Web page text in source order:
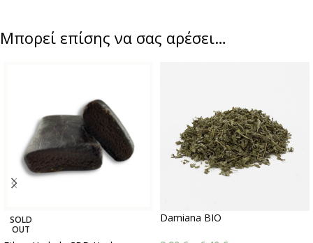
Μπορεί επίσης να σας αρέσει…
SOLD
OUT
Damiana BIO